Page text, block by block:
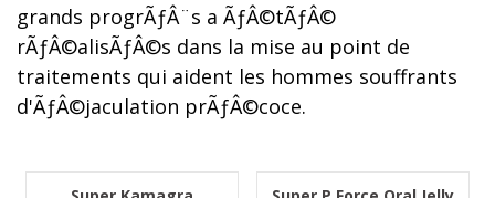
grands progrÃƒÂ¨s a ÃƒÂ©tÃƒÂ©
rÃƒÂ©alisÃƒÂ©s dans la mise au point de
traitements qui aident les hommes souffrants
d'ÃƒÂ©jaculation prÃƒÂ©coce.